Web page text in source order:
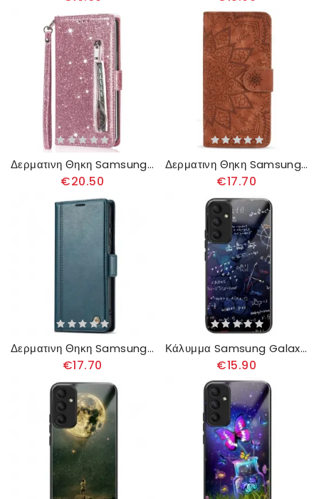
Δερματινη Θηκη Samsung Galaxy A55 5g Πορτοφόλι Glitter Με Λουράκι
€20.50
Δερματινη Θηκη Samsung Galaxy A55 5g Χαραγμένα Λουλούδια Σιλικόνης
€17.70
Δερματινη Θηκη Samsung Galaxy A55 5g Κλασικό Lc.imeeke
€17.70
Κάλυμμα Samsung Galaxy A55 5g Θήκες Κινητών Εξίσωση Σκληρυμένου Γυαλιού
€15.90